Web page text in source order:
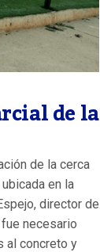
de la
de la cerca
en la
director de
necesario
al concreto y